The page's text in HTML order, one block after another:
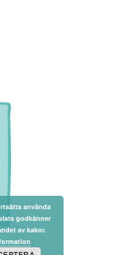
använda
godkänner
av kakor.